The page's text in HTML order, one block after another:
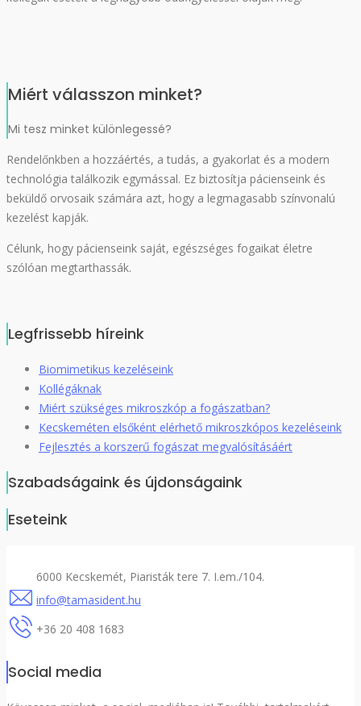
Miért válasszon minket?
Mi tesz minket különlegessé?
Rendelőnkben a hozzáértés, a tudás, a gyakorlat és a modern
technológia találkozik egymással. Ez biztosítja pácienseink és
beküldő orvosaik számára azt, hogy a legmagasabb színvonalú
kezelést kapják.
Célunk, hogy pácienseink saját, egészséges fogaikat életre
szólóan megtarthassák.
Legfrissebb híreink
Biomimetikus kezeléseink
Kollégáknak
Miért szükséges mikroszkóp a fogászatban?
Kecskeméten elsőként elérhető mikroszkópos kezeléseink
Fejlesztés a korszerű fogászat megvalósításáért
Szabadságaink és újdonságaink
Eseteink
6000 Kecskemét, Piaristák tere 7. I.em./104.
info@tamasident.hu
+36 20 408 1683
Social media